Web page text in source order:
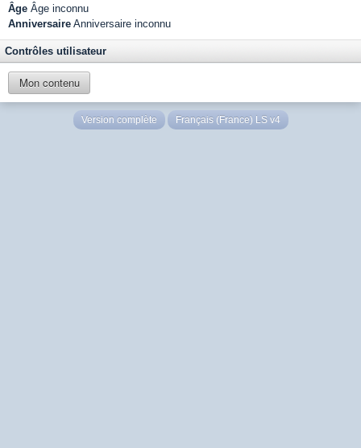
Âge Âge inconnu
Anniversaire Anniversaire inconnu
Contrôles utilisateur
Mon contenu
Version complète Français (France) LS v4